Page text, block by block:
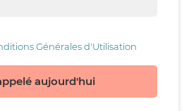
Générales d'Utilisation
aujourd'hui